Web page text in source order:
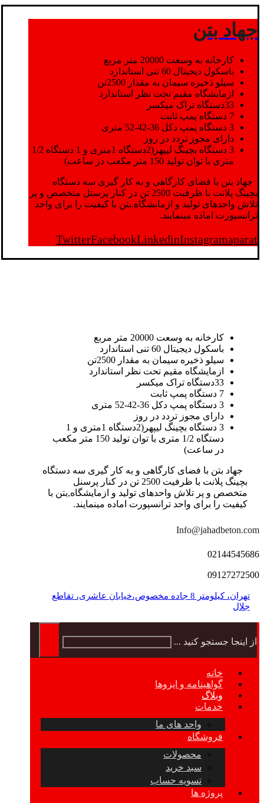
جهاد بتن
کارخانه به وسعت 20000 متر مربع
باسکول دیجیتال 60 تنی استاندارد
سیلو ذخیره سیمان به مقدار 2500تن
ازمایشگاه مقیم تحت نظر استاندارد
33دستگاه تراک میکسر
7 دستگاه پمپ ثابت
3 دستگاه پمپ دکل 36-42-52 متری
دارای مجوز تردد در روز
3 دستگاه بچینگ لیپهر(2دستگاه 1متری و 1 دستگاه 1/2
متری با توان تولید 150 متر مکعب در ساعت)
جهاد بتن با فضای کارگاهی و به کار گیری سه دستگاه
بچینگ پلانت با ظرفیت 2500 تن در کنار پرسنل متخصص و پر
تلاش واحدهای تولید و ازمایشگاه,بتن با کیفیت را برای واحد
ترانسپورت اماده مینمایند.
TwitterFacebookLinkedinInstagramaparat
کارخانه به وسعت 20000 متر مربع
باسکول دیجیتال 60 تنی استاندارد
سیلو ذخیره سیمان به مقدار 2500تن
ازمایشگاه مقیم تحت نظر استاندارد
33دستگاه تراک میکسر
7 دستگاه پمپ ثابت
3 دستگاه پمپ دکل 36-42-52 متری
دارای مجوز تردد در روز
3 دستگاه بچینگ لیپهر(2دستگاه 1متری و 1
دستگاه 1/2 متری با توان تولید 150 متر مکعب
در ساعت)
جهاد بتن با فضای کارگاهی و به کار گیری سه دستگاه
بچینگ پلانت با ظرفیت 2500 تن در کنار پرسنل
متخصص و پر تلاش واحدهای تولید و ازمایشگاه,بتن با
کیفیت را برای واحد ترانسپورت اماده مینمایند.
Info@jahadbeton.com
02144545686
09127272500
تهران، کیلومتر 8 جاده مخصوص،خیابان عاشری، تقاطع
جلال
از اینجا جستجو کنید ...
خانه
گواهینامه و ایزوها
وبلاگ
خدمات
واحد های ما
فروشگاه
محصولات
سبد خرید
تسویه حساب
پروژه ها